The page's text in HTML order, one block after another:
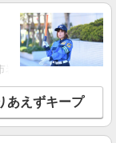
岩槻区・久喜市・蓮田
あえずキープ